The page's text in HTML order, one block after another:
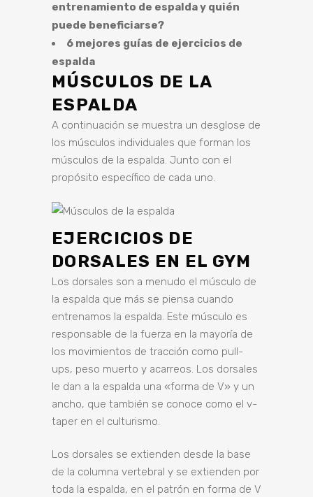
entrenamiento de espalda y quién
puede beneficiarse?
6 mejores guías de ejercicios de
espalda
MÚSCULOS DE LA
ESPALDA
A continuación se muestra un desglose de
los músculos individuales que forman los
músculos de la espalda. Junto con el
propósito específico de cada uno.
EJERCICIOS DE
DORSALES EN EL GYM
Los dorsales son a menudo el músculo de
la espalda que más se piensa cuando
entrenamos la espalda. Este músculo es
responsable de la fuerza en la mayoría de
los movimientos de tracción como pull-
ups, peso muerto y acarreos. Los dorsales
le dan a la espalda una «forma de V» y un
ancho, que también se conoce como el v-
taper en el culturismo.
Los dorsales se extienden desde la base
de la columna vertebral y se extienden por
toda la espalda, en el patrón en forma de V